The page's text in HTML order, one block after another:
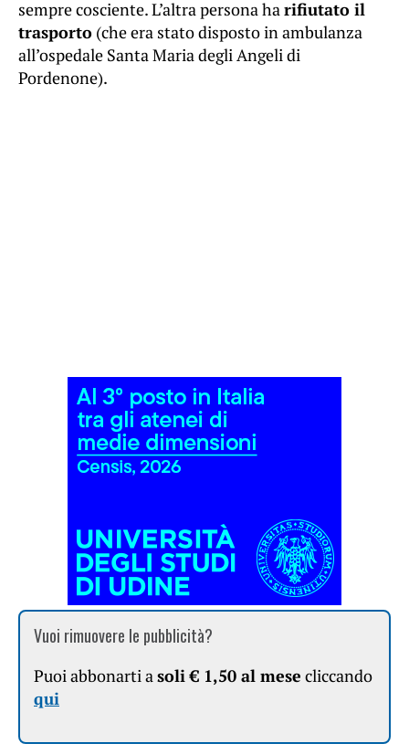
sempre cosciente. L’altra persona harifiutato il
trasporto (che era stato disposto in ambulanza
all’ospedale Santa Maria degli Angeli di
Pordenone).
Vuoi rimuovere le pubblicità?
Puoi abbonarti asoli € 1,50 al mese cliccando
qui